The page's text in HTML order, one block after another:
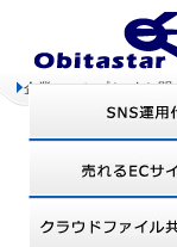
企業コンセプト お問
オビタス
得情